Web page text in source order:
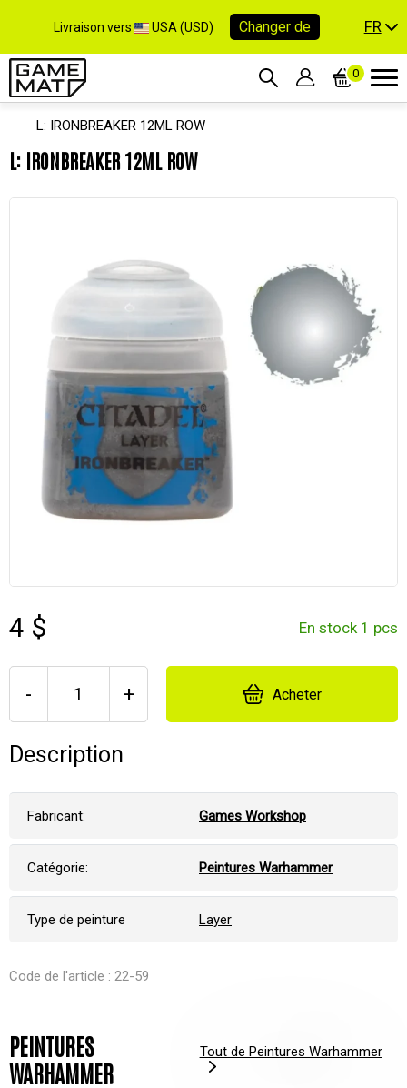
Livraison vers USA (USD) Changer de FR
0
L: IRONBREAKER 12ML ROW
L: IRONBREAKER 12ML ROW
4 $ En stock 1 pcs
- + Acheter
Description
Fabricant: Games Workshop
Catégorie: Peintures Warhammer
Type de peinture Layer
Code de l'article : 22-59
PEINTURES
WARHAMMER
Tout de Peintures Warhammer